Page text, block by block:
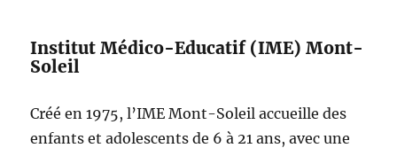
Institut Médico-Educatif (IME) Mont-
Soleil
Créé en 1975, l’IME Mont-Soleil accueille des
enfants et adolescents de 6 à 21 ans, avec une